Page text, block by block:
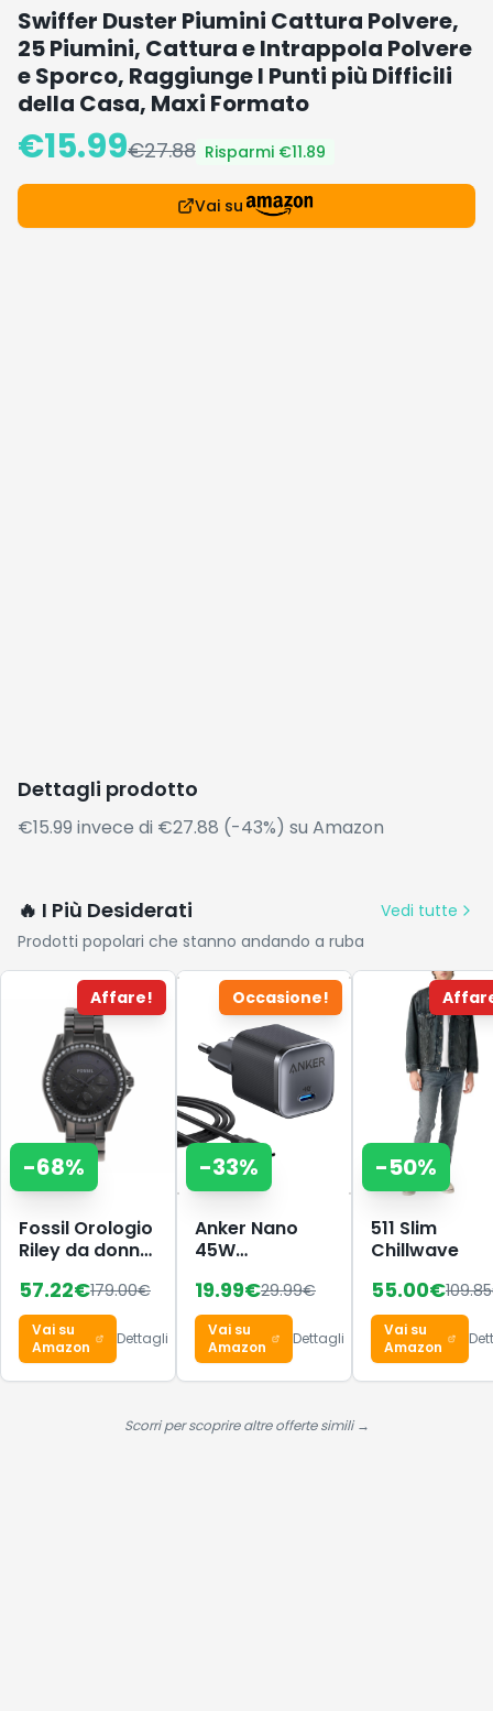
Swiffer Duster Piumini Cattura Polvere,
25 Piumini, Cattura e Intrappola Polvere
e Sporco, Raggiunge I Punti più Difficili
della Casa, Maxi Formato
€15.99€27.88 Risparmi €11.89
Vai su
Dettagli prodotto
€15.99 invece di €27.88 (-43%) su Amazon
🔥 I Più Desiderati
Vedi tutte
Prodotti popolari che stanno andando a ruba
Affare!
-68%
Fossil Orologio
Riley da donna,
quarzo
multifunzione,
cassa in
acciaio
inossidabile
con bracciale
57.22€179.00€
Vai su
Amazon
Dettagli
Occasione!
-33%
Anker Nano
45W
USB-C
compatto e
pieghevole
19.99€29.99€
Vai su
Amazon
Dettagli
-50%
511 Slim
Chillwave
55.00€109.85
Vai su
Amazon
Scorri per scoprire altre offerte simili →